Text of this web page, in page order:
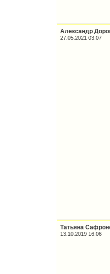
Александр
27.05.2021 03:07
Татьяна
13.10.2019 16:06